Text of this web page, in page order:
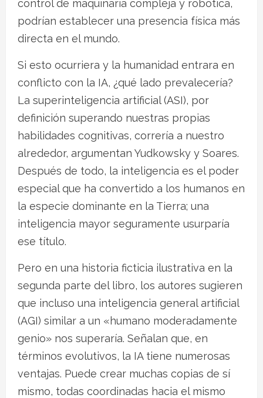
control de maquinaria compleja y robótica,
podrían establecer una presencia física más
directa en el mundo.
Si esto ocurriera y la humanidad entrara en
conflicto con la IA, ¿qué lado prevalecería?
La superinteligencia artificial (ASI), por
definición superando nuestras propias
habilidades cognitivas, correría a nuestro
alrededor, argumentan Yudkowsky y Soares.
Después de todo, la inteligencia es el poder
especial que ha convertido a los humanos en
la especie dominante en la Tierra; una
inteligencia mayor seguramente usurparía
ese título.
Pero en una historia ficticia ilustrativa en la
segunda parte del libro, los autores sugieren
que incluso una inteligencia general artificial
(AGI) similar a un «humano moderadamente
genio» nos superaría. Señalan que, en
términos evolutivos, la IA tiene numerosas
ventajas. Puede crear muchas copias de sí
mismo, todas coordinadas hacia el mismo